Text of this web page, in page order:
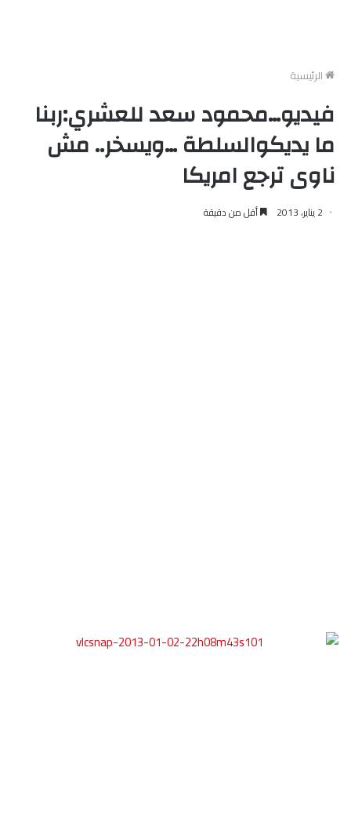
الرئيسية
فيديو…محمود سعد للعشري:ربنا
ما يديكوالسلطة …ويسخر.. مش
ناوى ترجع امريكا
2 يناير، 2013 أقل من دقيقة